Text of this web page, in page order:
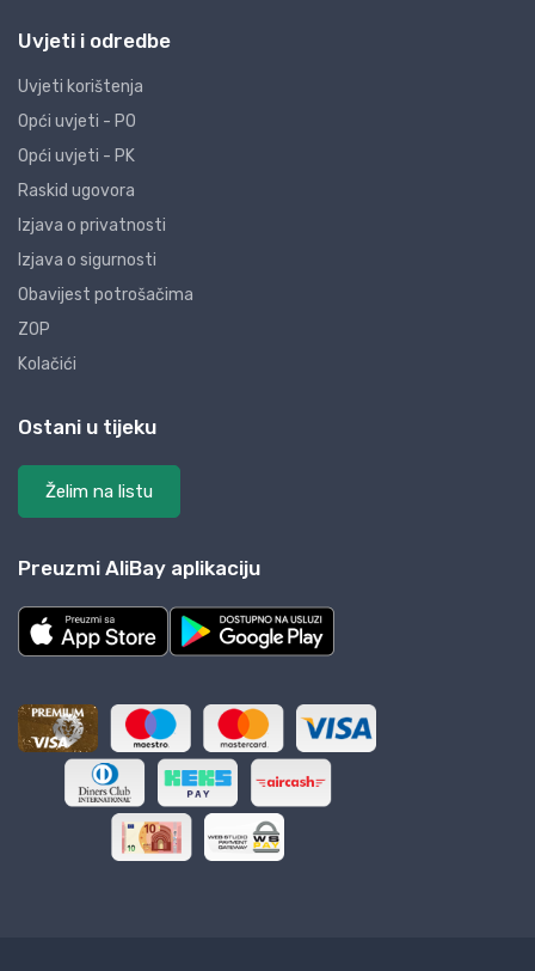
Uvjeti i odredbe
Uvjeti korištenja
Opći uvjeti - PO
Opći uvjeti - PK
Raskid ugovora
Izjava o privatnosti
Izjava o sigurnosti
Obavijest potrošačima
ZOP
Kolačići
Ostani u tijeku
Želim na listu
Preuzmi AliBay aplikaciju